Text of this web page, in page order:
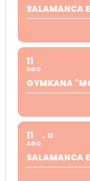
SALAMANCA
11
AGO
GYMKANA
11
AGO
12
SALAMANCA